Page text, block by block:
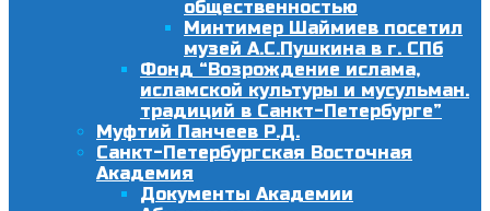
общественностью
Минтимер Шаймиев посетил
музей А.С.Пушкина в г. СПб
Фонд “Возрождение ислама,
исламской культуры и мусульман.
традиций в Санкт-Петербурге”
Муфтий Панчеев Р.Д.
Санкт-Петербургская Восточная
Академия
Документы Академии